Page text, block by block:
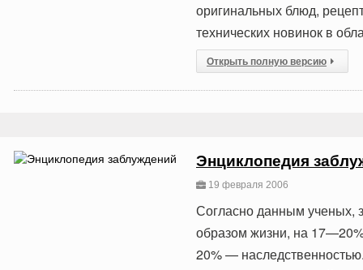
оригинальных блюд,
технических новинок в
Открыть полную версию
Энциклопедия
19 февраля 2006
Согласно данным ученых,
образом жизни, на
20% —